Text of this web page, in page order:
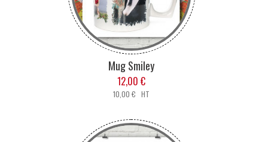
Mug Smiley
12,00 €
10,00 € HT